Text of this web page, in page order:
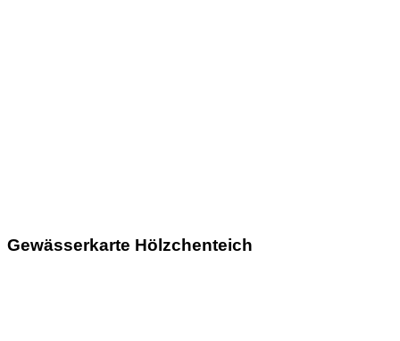
Gewässerkarte Hölzchenteich